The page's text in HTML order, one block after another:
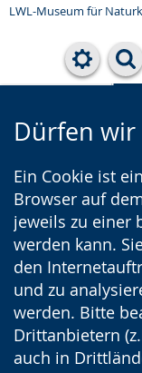
LWL-Museum für
Dürfen wir
Ein Cookie ist
Browser auf
jeweils zu einer
werden kann.
den
und zu
werden. Bitte
Drittanbietern
auch in